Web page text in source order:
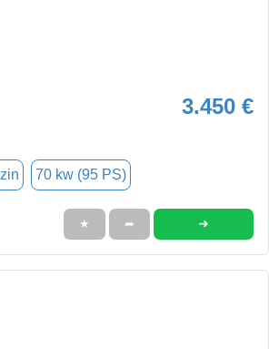
3.450 €
70 kw (95 PS)
★ ➦ ➜